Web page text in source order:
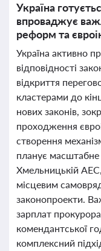
Україна
впроваджує
реформ та
Україна активно
відповідності
відкриття
кластерами до
нових законів,
проходження
створення
планує масштабне
Хмельницькій
місцевим
законопроекти.
зарплат
комендантської
комплексний